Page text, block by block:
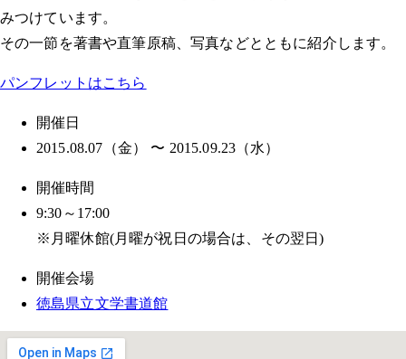
みつけています。
その一節を著書や直筆原稿、写真などとともに紹介します。
パンフレットはこちら
開催日
2015.08.07（金） 〜 2015.09.23（水）
開催時間
9:30～17:00
※月曜休館(月曜が祝日の場合は、その翌日)
開催会場
徳島県立文学書道館